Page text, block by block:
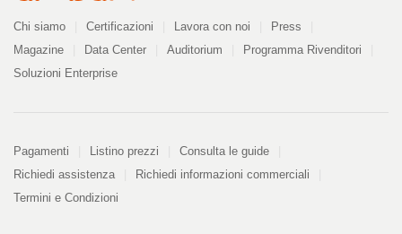
Azienda
Chi siamo Certificazioni Lavora con noi
Press
Magazine
Data Center Auditorium
Programma Rivenditori
Soluzioni Enterprise
Pagamenti
Pagamenti Listino prezzi
Consulta le guide
Richiedi assistenza
Richiedi informazioni commerciali
Termini e Condizioni